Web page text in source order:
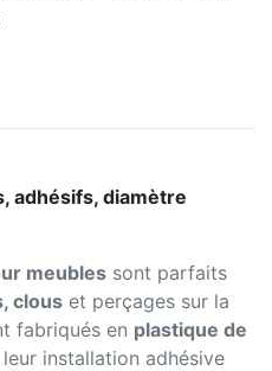
adhésifs, diamètre
meubles sont parfaits
clous et perçages sur la
fabriqués en plastique de
leur installation adhésive